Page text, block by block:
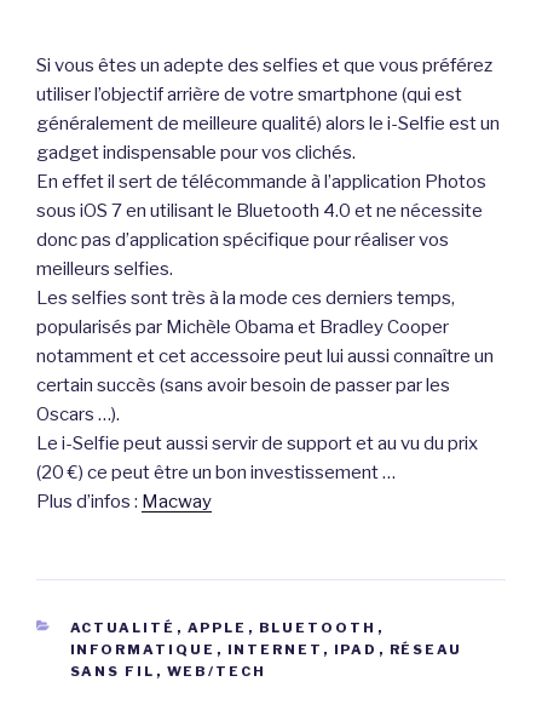
Si vous êtes un adepte des selfies et que vous préférez
utiliser l’objectif arrière de votre smartphone (qui est
généralement de meilleure qualité) alors le i-Selfie est un
gadget indispensable pour vos clichés.
En effet il sert de télécommande à l’application Photos
sous iOS 7 en utilisant le Bluetooth 4.0 et ne nécessite
donc pas d’application spécifique pour réaliser vos
meilleurs selfies.
Les selfies sont très à la mode ces derniers temps,
popularisés par Michèle Obama et Bradley Cooper
notamment et cet accessoire peut lui aussi connaître un
certain succès (sans avoir besoin de passer par les
Oscars …).
Le i-Selfie peut aussi servir de support et au vu du prix
(20 €) ce peut être un bon investissement …
Plus d’infos : Macway
CATÉGORIES
ACTUALITÉ , APPLE , BLUETOOTH ,
INFORMATIQUE , INTERNET , IPAD , RÉSEAU
SANS FIL , WEB/TECH